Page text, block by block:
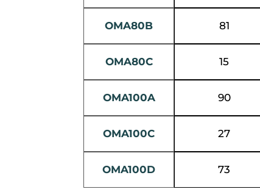
OMA80B 81
OMA80C 15
OMA100A 90
OMA100C 27
OMA100D 73